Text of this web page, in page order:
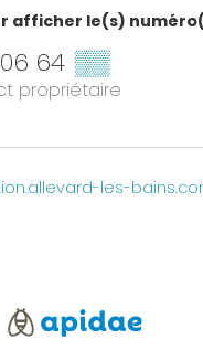
afficher le(s)
64 ▒▒
propriétaire
les-